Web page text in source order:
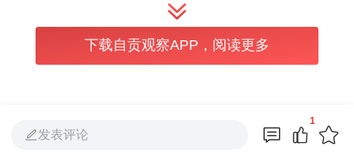
“以前一到春耕就愁人手，今年好了，一个电
话，供销社的农机服务队就上门了。”站在田
全部交给了县供销社的专业化农机服务
下载自贡观察APP，阅读更多
发表评论
1